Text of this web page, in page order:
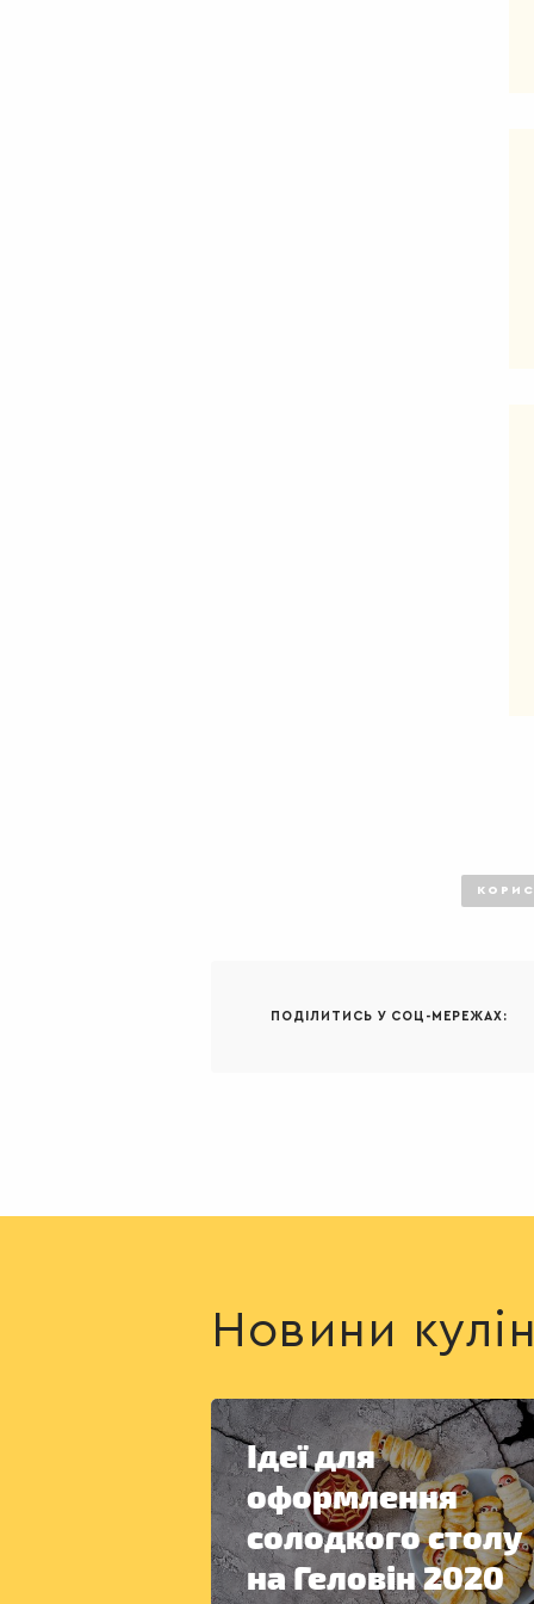
ПОДІЛИТИСЬ У СОЦ-МЕРЕЖАХ:
Новини
Ідеї для
оформлення
солодкого столу
на Геловін 2020